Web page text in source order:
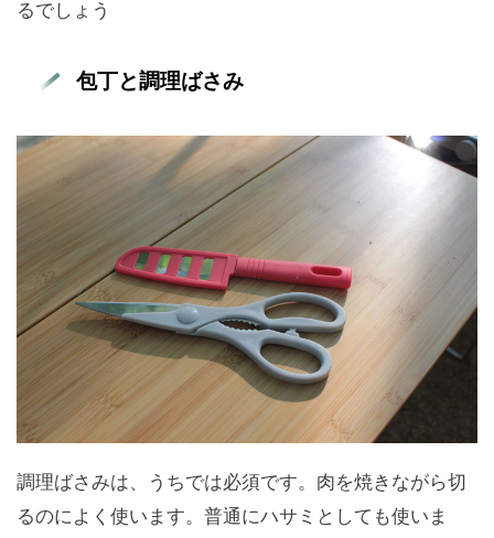
るでしょう
包丁と調理ばさみ
調理ばさみは、うちでは必須です。肉を焼きながら切
るのによく使います。普通にハサミとしても使いま